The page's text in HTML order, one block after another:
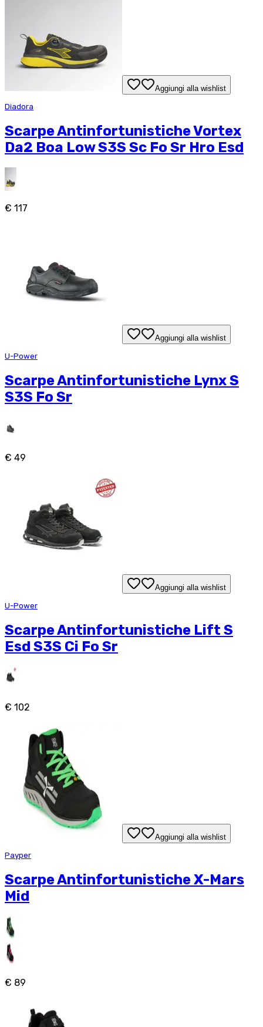
Aggiungi alla wishlist
Diadora
Scarpe Antinfortunistiche Vortex
Da2 Boa Low S3S Sc Fo Sr Hro Esd
€ 117
Aggiungi alla wishlist
U-Power
Scarpe Antinfortunistiche Lynx S
S3S Fo Sr
€ 49
Aggiungi alla wishlist
U-Power
Scarpe Antinfortunistiche Lift S
Esd S3S Ci Fo Sr
€ 102
Aggiungi alla wishlist
Payper
Scarpe Antinfortunistiche X-Mars
Mid
€ 89